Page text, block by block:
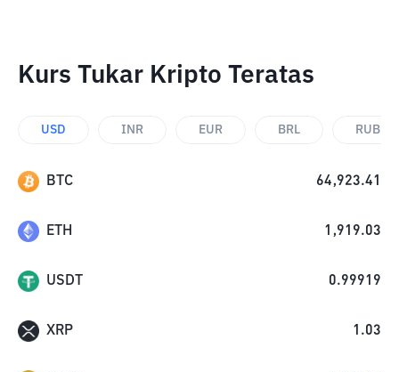
Kurs Tukar Kripto Teratas
USD INR EUR BRL RUB
BTC 64,923.41
ETH 1,919.03
USDT 0.99919
XRP 1.03